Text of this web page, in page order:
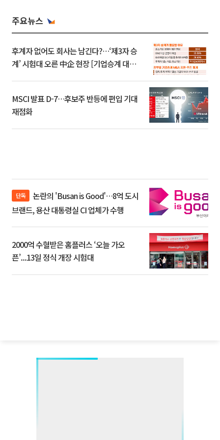
주요뉴스
후계자 없어도 회사는 남긴다?…‘제3자 승
계’ 시험대 오른 中企 현장 [기업승계 대전
MSCI 발표 D-7…후보주 반등에 편입 기대
재점화
단독
브랜드, 용산 대통령실 CI 업체가 수행
2000억 수혈받은 홈플러스 ‘오늘 가오
픈’...13일 정식 개장 시험대